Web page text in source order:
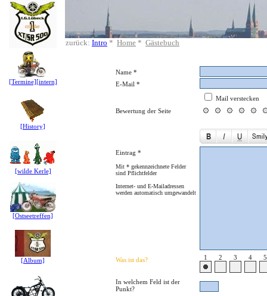
[Termine][intern]
[History]
[wilde Kerle]
[Ostseetreffen]
[Album]
zurück: Intro * Home * Gästebuch
Name *
E-Mail *
Mail verstecken
Bewertung der Seite
Eintrag *
Mit * gekennzeichnete Felder
sind Pflichtfelder
Internet- und E-Mailadressen
werden automatisch umgewandelt
Was ist das? 1 2 3 4 5
In welchem Feld ist der
Punkt?